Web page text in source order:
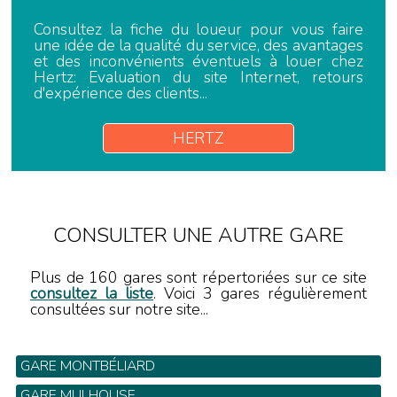
Consultez la fiche du loueur pour vous faire
une idée de la qualité du service, des avantages
et des inconvénients éventuels à louer chez
Hertz: Evaluation du site Internet, retours
d'expérience des clients...
HERTZ
CONSULTER UNE AUTRE GARE
Plus de 160 gares sont répertoriées sur ce site
consultez la liste. Voici 3 gares régulièrement
consultées sur notre site...
GARE MONTBÉLIARD